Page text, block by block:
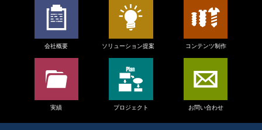
会社概要 ソリューション提案 コンテンツ制作
実績 プロジェクト お問い合わせ